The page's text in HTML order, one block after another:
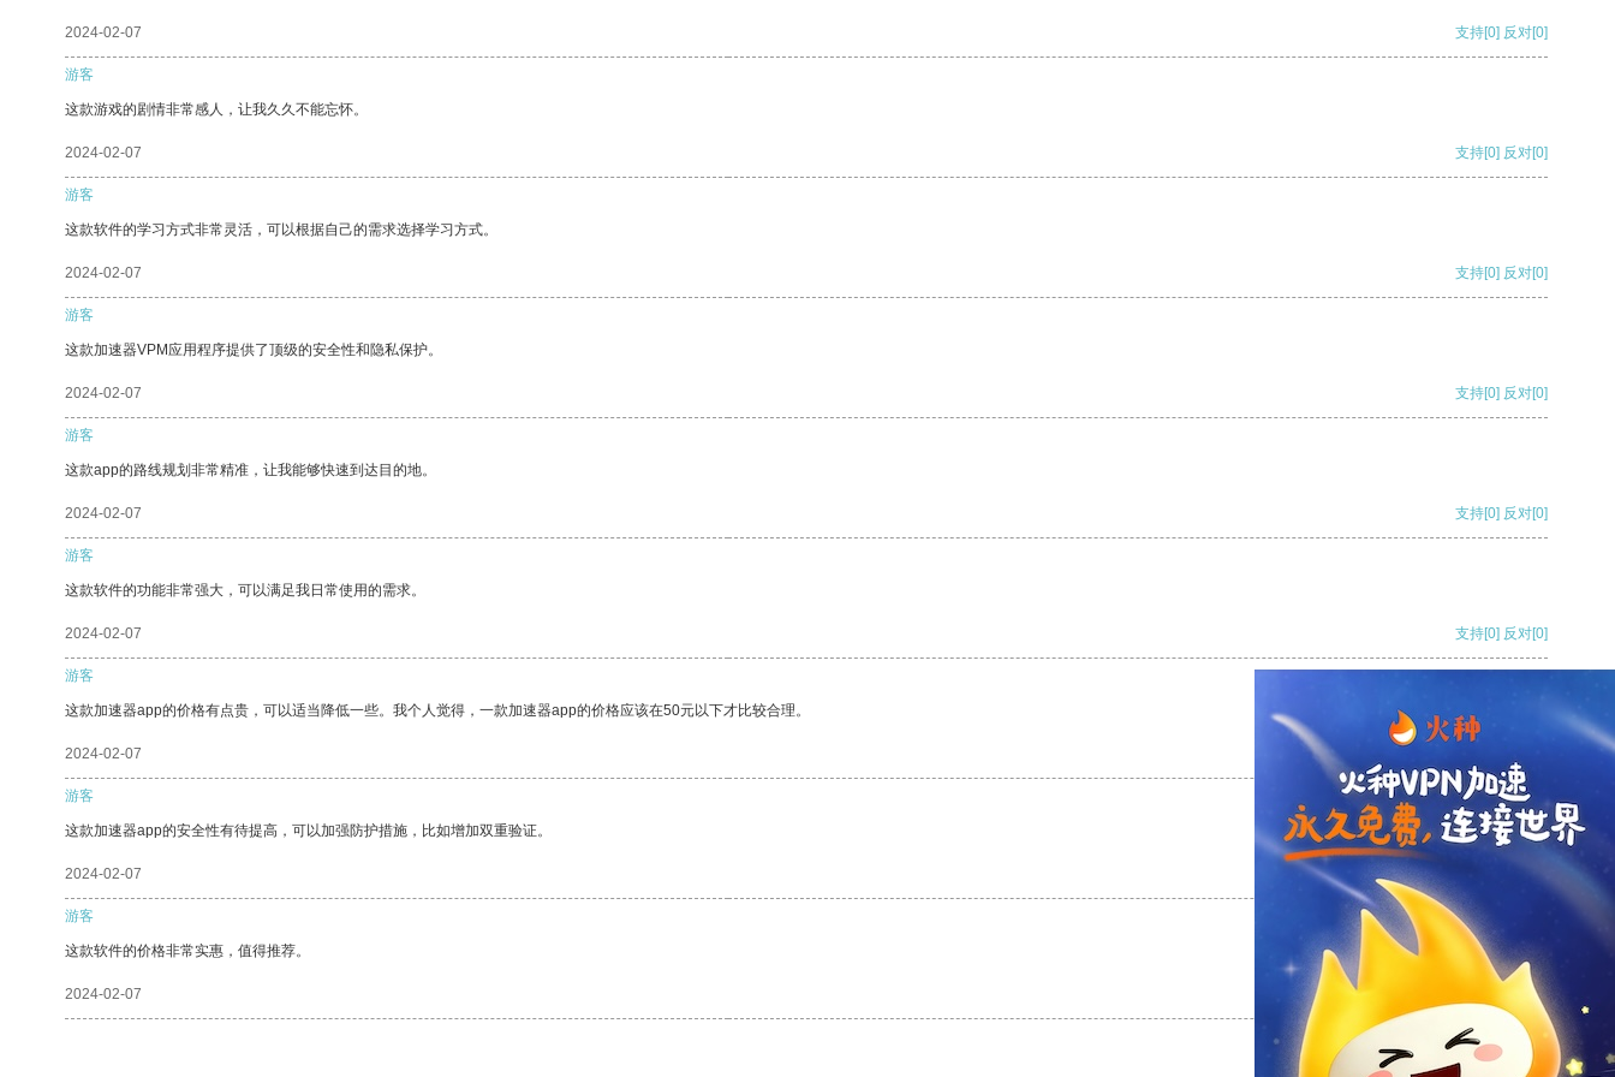
2024-02-07 支持[0] 反对[0]
游客
这款游戏的剧情非常感人，让我久久不能忘怀。
2024-02-07 支持[0] 反对[0]
游客
这款软件的学习方式非常灵活，可以根据自己的需求选择学习方式。
2024-02-07 支持[0] 反对[0]
游客
这款加速器VPM应用程序提供了顶级的安全性和隐私保护。
2024-02-07 支持[0] 反对[0]
游客
这款app的路线规划非常精准，让我能够快速到达目的地。
2024-02-07 支持[0] 反对[0]
游客
这款软件的功能非常强大，可以满足我日常使用的需求。
2024-02-07 支持[0] 反对[0]
游客
这款加速器app的价格有点贵，可以适当降低一些。我个人觉得，一款加速器app的价格应该在50元以下才比较合理。
2024-02-07
游客
这款加速器app的安全性有待提高，可以加强防护措施，比如增加双重验证。
2024-02-07 反对
游客
这款软件的价格非常实惠，值得推荐。
2024-02-07 反对[0]